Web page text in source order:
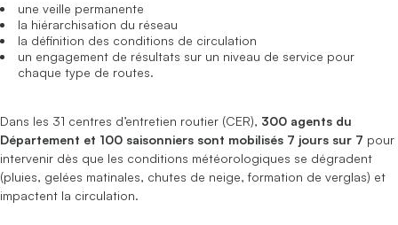
une veille permanente
la hiérarchisation du réseau
la définition des conditions de circulation
un engagement de résultats sur un niveau de service pour
chaque type de routes.
Dans les 31 centres d’entretien routier (CER), 300 agents du
Département et 100 saisonniers sont mobilisés 7 jours sur 7 pour
intervenir dès que les conditions météorologiques se dégradent
(pluies, gelées matinales, chutes de neige, formation de verglas) et
impactent la circulation.